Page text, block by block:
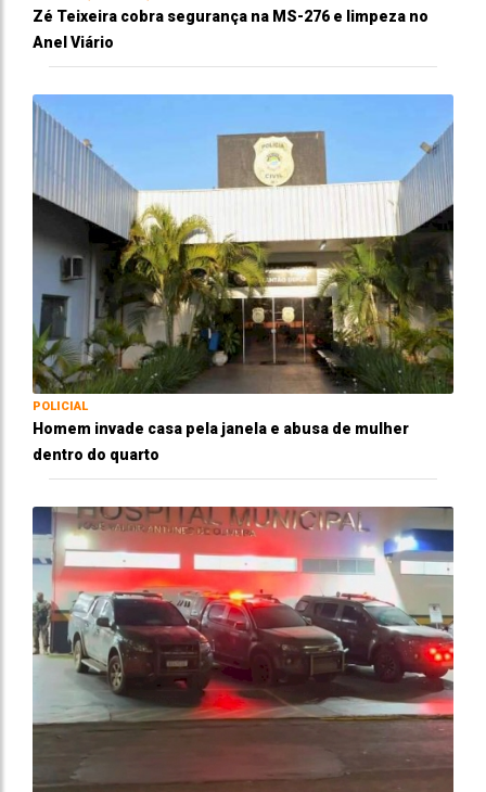
Zé Teixeira cobra segurança na MS-276 e limpeza no
Anel Viário
POLICIAL
Homem invade casa pela janela e abusa de mulher
dentro do quarto